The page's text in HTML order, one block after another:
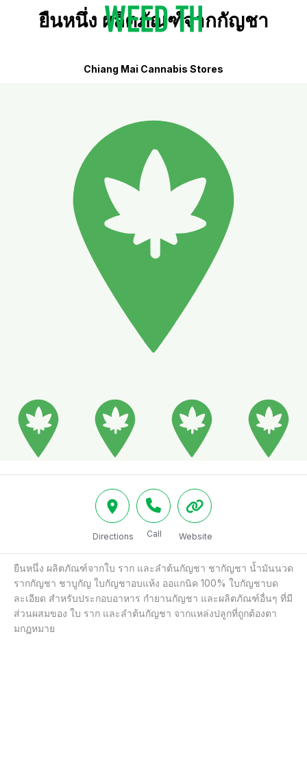
ยืนหนึ่ง ผลิตภัณฑ์จากกัญชา
Chiang Mai Cannabis Stores
Directions Call Website
ยืนหนึ่ง ผลิตภัณฑ์จากใบ ราก และลำต้นกัญชา ชากัญชา น้ำมันนวด
รากกัญชา ชาบูกัญ ใบกัญชาอบแห้ง ออแกนิค 100% ใบกัญชาบด
ละเอียด สำหรับประกอบอาหาร กำยานกัญชา และผลิตภัณฑ์อื่นๆ ที่มี
ส่วนผสมของ ใบ ราก และลำต้นกัญชา จากแหล่งปลูกที่ถูกต้องตา
มกฏหมาย